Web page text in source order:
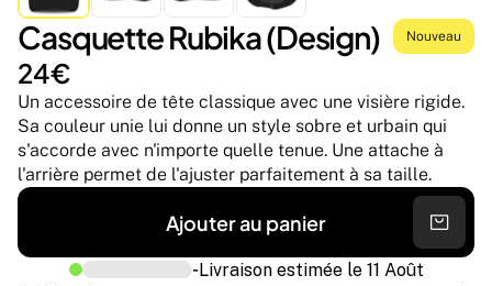
Casquette Rubika (Design)
24€
Nouveau
Un accessoire de tête classique avec une visière rigide.
Sa couleur unie lui donne un style sobre et urbain qui
s'accorde avec n'importe quelle tenue. Une attache à
l'arrière permet de l'ajuster parfaitement à sa taille.
Ajouter au panier
-Livraison estimée le 11 Août